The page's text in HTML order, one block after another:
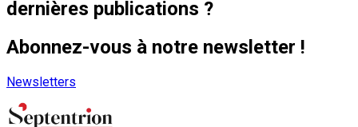
dernières publications ?
Abonnez-vous à notre newsletter !
Newsletters